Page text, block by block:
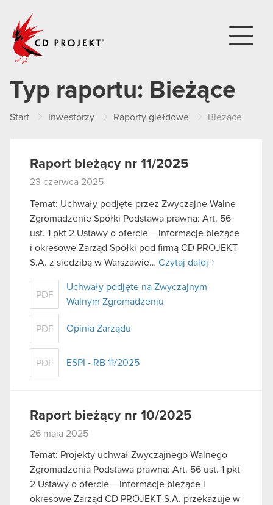
Typ raportu: Bieżące
Start Inwestorzy Raporty giełdowe Bieżące
Raport bieżący nr 11/2025
23 czerwca 2025
Temat: Uchwały podjęte przez Zwyczajne Walne
Zgromadzenie Spółki Podstawa prawna: Art. 56
ust. 1 pkt 2 Ustawy o ofercie – informacje bieżące
i okresowe Zarząd Spółki pod firmą CD PROJEKT
S.A. z siedzibą w Warszawie… Czytaj dalej
PDF
Uchwały podjęte na Zwyczajnym
Walnym Zgromadzeniu
PDF Opinia Zarządu
PDF ESPI - RB 11/2025
Raport bieżący nr 10/2025
26 maja 2025
Temat: Projekty uchwał Zwyczajnego Walnego
Zgromadzenia Podstawa prawna: Art. 56 ust. 1 pkt
2 Ustawy o ofercie – informacje bieżące i
okresowe Zarząd CD PROJEKT S.A. przekazuje w